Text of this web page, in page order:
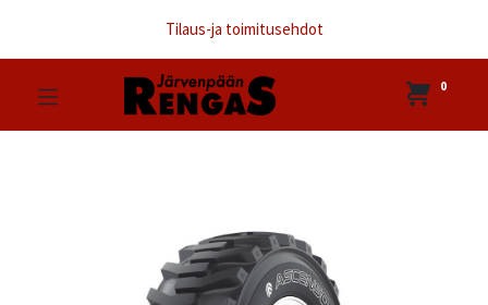
Tilaus-ja toimitusehdot
0